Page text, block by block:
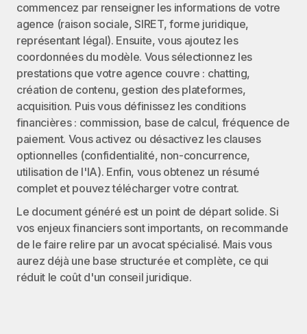
commencez par renseigner les informations de votre
agence (raison sociale, SIRET, forme juridique,
représentant légal). Ensuite, vous ajoutez les
coordonnées du modèle. Vous sélectionnez les
prestations que votre agence couvre : chatting,
création de contenu, gestion des plateformes,
acquisition. Puis vous définissez les conditions
financières : commission, base de calcul, fréquence de
paiement. Vous activez ou désactivez les clauses
optionnelles (confidentialité, non-concurrence,
utilisation de l'IA). Enfin, vous obtenez un résumé
complet et pouvez télécharger votre contrat.
Le document généré est un point de départ solide. Si
vos enjeux financiers sont importants, on recommande
de le faire relire par un avocat spécialisé. Mais vous
aurez déjà une base structurée et complète, ce qui
réduit le coût d'un conseil juridique.